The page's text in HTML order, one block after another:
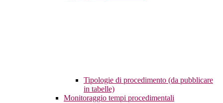
Tipologie di procedimento (da pubblicare
in tabelle)
Monitoraggio tempi procedimentali